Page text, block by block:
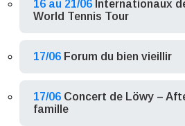
16 au 21/06 Internationaux
World Tennis Tour
17/06 Forum du bien vieillir
17/06 Concert de Löwy –
famille